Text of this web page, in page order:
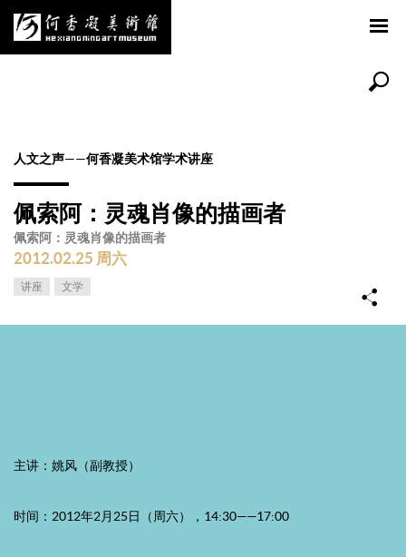
人文之声——何香凝美术馆学术讲座
佩索阿：灵魂肖像的描画者
佩索阿：灵魂肖像的描画者
2012.02.25 周六
讲座 文学
主讲：姚风（副教授）
时间：2012年2月25日（周六），14:30——17:00